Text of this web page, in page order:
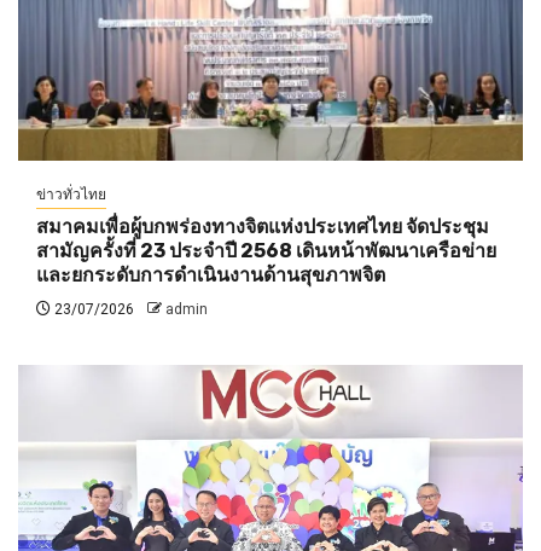
ข่าวทั่วไทย
สมาคมเพื่อผู้บกพร่องทางจิตแห่งประเทศไทย จัดประชุม
สามัญครั้งที่ 23 ประจำปี 2568 เดินหน้าพัฒนาเครือข่าย
และยกระดับการดำเนินงานด้านสุขภาพจิต
23/07/2026 admin